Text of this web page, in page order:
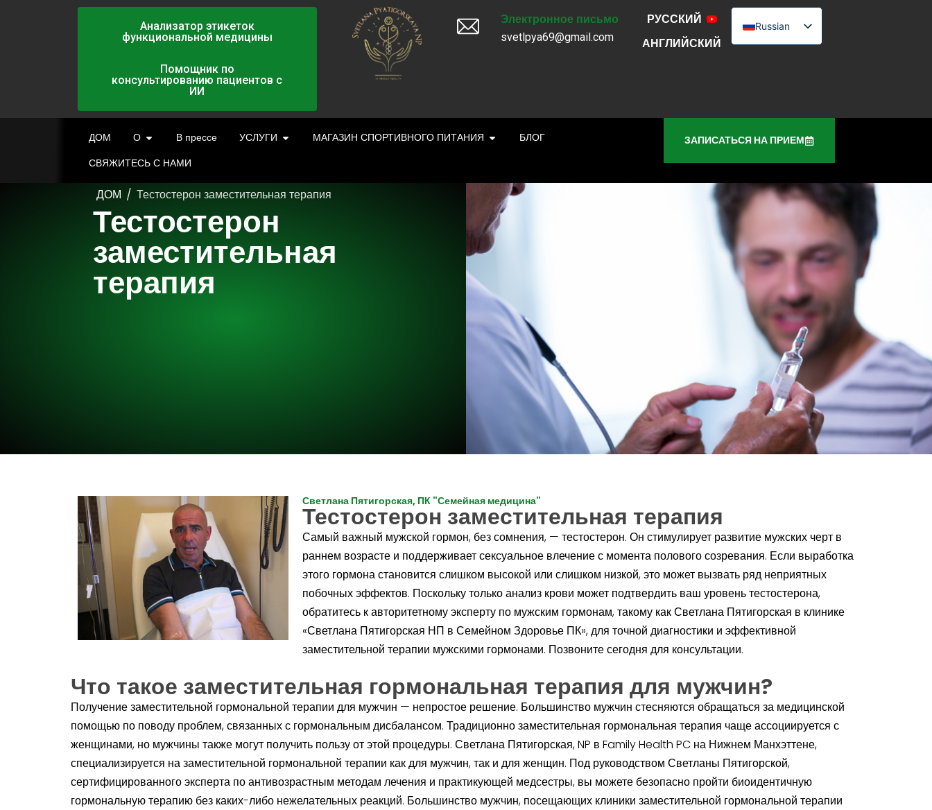
Анализатор этикеток
функциональной медицины
Помощник по
консультированию пациентов с
ИИ
Электронное письмо
svetlpya69@gmail.com
РУССКИЙ
АНГЛИЙСКИЙ
Russian
English
ДОМ О В прессе УСЛУГИ МАГАЗИН СПОРТИВНОГО ПИТАНИЯ
БЛОГ
СВЯЖИТЕСЬ С НАМИ
ЗАПИСАТЬСЯ НА ПРИЕМ
ДОМ / Тестостерон заместительная терапия
Тестостерон
заместительная
терапия
Светлана Пятигорская, ПК "Семейная медицина"
Тестостерон заместительная терапия
Самый важный мужской гормон, без сомнения, — тестостерон. Он стимулирует развитие мужских черт в
раннем возрасте и поддерживает сексуальное влечение с момента полового созревания. Если выработка
этого гормона становится слишком высокой или слишком низкой, это может вызвать ряд неприятных
побочных эффектов. Поскольку только анализ крови может подтвердить ваш уровень тестостерона,
обратитесь к авторитетному эксперту по мужским гормонам, такому как Светлана Пятигорская в клинике
«Светлана Пятигорская НП в Семейном Здоровье ПК», для точной диагностики и эффективной
заместительной терапии мужскими гормонами. Позвоните сегодня для консультации.
Что такое заместительная гормональная терапия для мужчин?
Получение заместительной гормональной терапии для мужчин — непростое решение. Большинство мужчин стесняются обращаться за медицинской
помощью по поводу проблем, связанных с гормональным дисбалансом. Традиционно заместительная гормональная терапия чаще ассоциируется с
женщинами, но мужчины также могут получить пользу от этой процедуры. Светлана Пятигорская, NP в Family Health PC на Нижнем Манхэттене,
специализируется на заместительной гормональной терапии как для мужчин, так и для женщин. Под руководством Светланы Пятигорской,
сертифицированного эксперта по антивозрастным методам лечения и практикующей медсестры, вы можете безопасно пройти биоидентичную
гормональную терапию без каких-либо нежелательных реакций. Большинство мужчин, посещающих клиники заместительной гормональной терапии